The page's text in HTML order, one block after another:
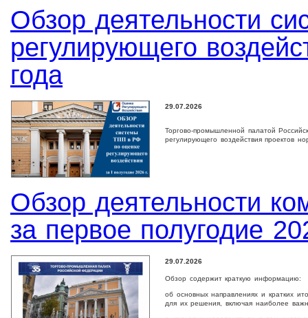
Обзор деятельности
регулирующего
года
29.07.2026
Торгово-промышленной палатой
регулирующего воздействия проектов
Обзор деятельности
за первое полугодие
29.07.2026
Обзор содержит краткую информацию:
об основных направлениях и кратких
для их решения, включая наиболее